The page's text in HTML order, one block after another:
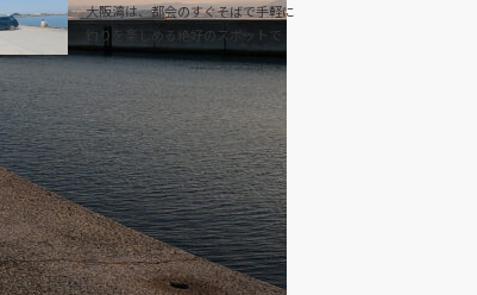
大阪湾は、都会のすぐそばで手軽に
釣りを楽しめる絶好のスポットで
す。「休日は子供と…